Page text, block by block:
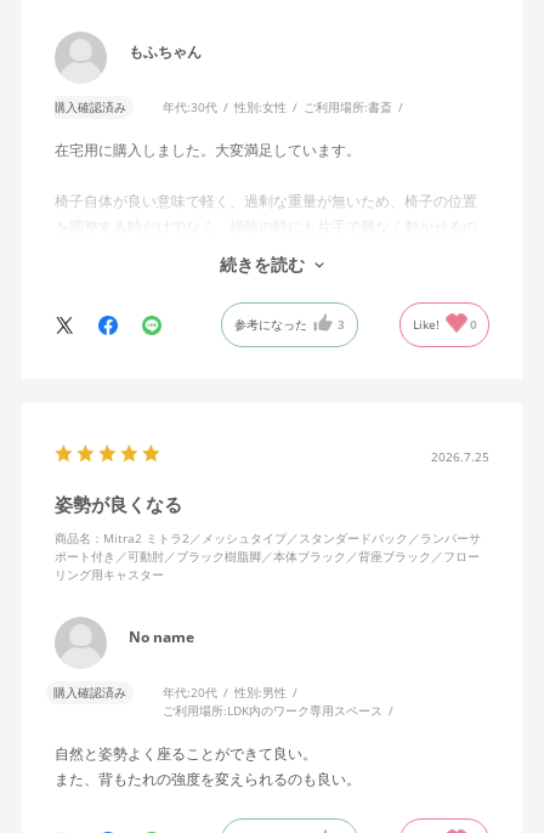
もふちゃん
購入確認済み 年代:30代 性別:女性 ご利用場所:書斎
在宅用に購入しました。大変満足しています。
椅子自体が良い意味で軽く、過剰な重量が無いため、椅子の位置
を調整する時だけでなく、掃除の時にも片手で難なく動かせるの
で、ストレスを感じません。
背中はメッシュ素材でハリがあり、沈み込みすぎないところが気
に入っています。色も画像通りのアッシュブルーで、部屋の差し
色になっています。
キャスターはフローリング用を選びました。とにかく動きが滑ら
思います。良い商品に巡り会えてとても嬉しいです。
続きを読む
参考になった 3 Like! 0
2026.7.25
姿勢が良くなる
商品名：Mitra2 ミトラ2／メッシュタイプ／スタンダードバック／ランバーサ
ポート付き／可動肘／ブラック樹脂脚／本体ブラック／背座ブラック／フロー
リング用キャスター
No name
購入確認済み 年代:20代 性別:男性
ご利用場所:LDK内のワーク専用スペース
自然と姿勢よく座ることができて良い。
また、背もたれの強度を変えられるのも良い。